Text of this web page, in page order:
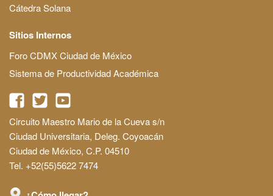
Cátedra Solana
Sitios Internos
Foro CDMX Ciudad de México
Sistema de Productividad Académica
Circuito Maestro Mario de la Cueva s/n
Ciudad Universitaria, Deleg. Coyoacán
Ciudad de México, C.P. 04510
Tel. +52(55)5622 7474